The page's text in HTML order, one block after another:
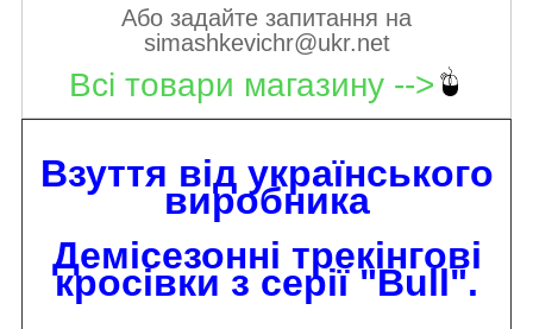
Або задайте запитання на
simashkevichr@ukr.net
Всі товари магазину -->
Взуття від українського
виробника
Демісезонні трекінгові
кросівки з серії "Bull".